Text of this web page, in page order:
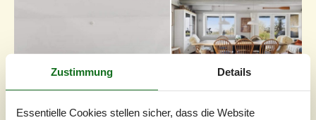
Zustimmung Details
Essentielle Cookies stellen sicher, dass die Website